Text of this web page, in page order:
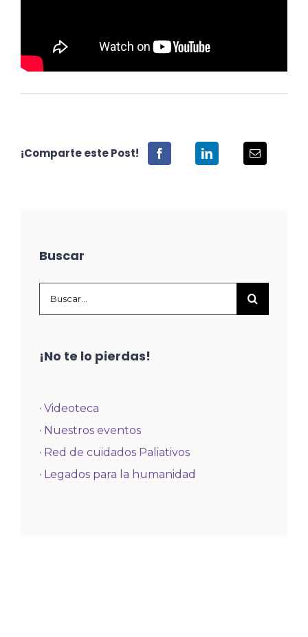
¡Comparte este Post!
Buscar
¡No te lo pierdas!
·Videoteca
· Nuestros eventos
· Red de cuidados Paliativos
· Legados para la humanidad